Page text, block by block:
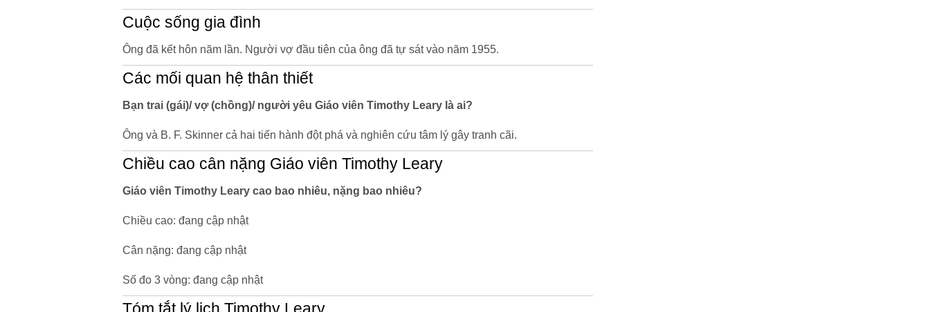
Cuộc sống gia đình
Ông đã kết hôn năm lần. Người vợ đầu tiên của ông đã tự sát vào năm 1955.
Các mối quan hệ thân thiết
Bạn trai (gái)/ vợ (chồng)/ người yêu Giáo viên Timothy Leary là ai?
Ông và B. F. Skinner cả hai tiến hành đột phá và nghiên cứu tâm lý gây tranh cãi.
Chiều cao cân nặng Giáo viên Timothy Leary
Giáo viên Timothy Leary cao bao nhiêu, nặng bao nhiêu?
Chiều cao: đang cập nhật
Cân nặng: đang cập nhật
Số đo 3 vòng: đang cập nhật